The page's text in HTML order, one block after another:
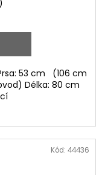
53 cm (106 cm
Délka: 80 cm
Kód: 44436